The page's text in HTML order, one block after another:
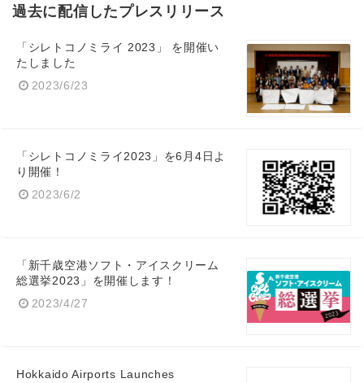
過去に配信したプレスリリース
「シレトコノミライ 2023」 を開催い
たしました
2023/6/23
「シレトコノミライ2023」を6月4日よ
り開催！
2023/6/2
「新千歳空港ソフト・アイスクリーム
総選挙2023」を開催します！
2023/4/27
Hokkaido Airports Launches